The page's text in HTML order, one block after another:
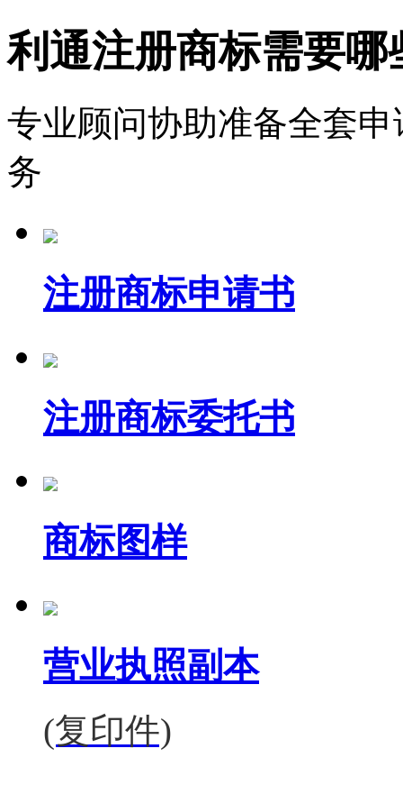
利通注册商标需要哪
专业顾问协助准备全套
务
注册商标申请书
注册商标委托书
商标图样
营业执照副本
(复印件)